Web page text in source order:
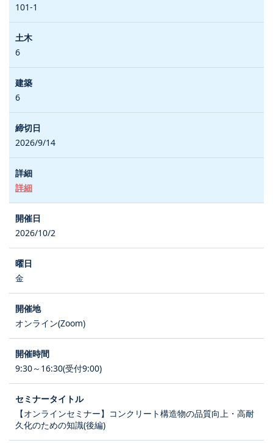
101-1
6
6
2026/9/14
詳細
2026/10/2
金
オンライン(Zoom)
9:30～16:30(受付9:00)
【オンラインセミナー】コンクリート構造物の品質向上・高耐
久化のための知識(後編)